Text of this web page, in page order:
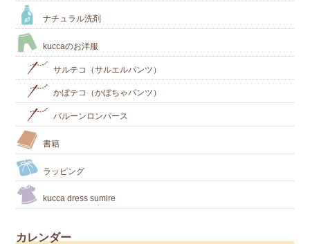
ナチュラル洗剤
kuccaのお洋服
サルテコ（サルエルパンツ）
かぼテコ（かぼちゃパンツ）
バルーンロンパース
書籍
ラッピング
kucca dress sumire
カレンダー